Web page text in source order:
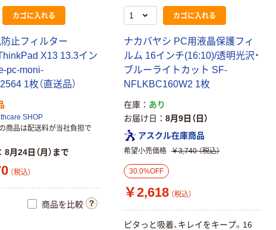
カゴに入れる
止フィルター
X13 13.3イン
pc-moni-
1枚（直送品）
SHOP
商品は配送料が当社負担で
8月24日（月）まで
（税込）
商品を比較
カゴに入れる
ナカバヤシ PC用液晶保護フィ
ルム 16インチ(16:10)/透明光沢・
ブルーライトカット SF-
NFLKBC160W2 1枚
在庫
あり
お届け日
8月9日（日）
アスクル在庫商品
希望小売価格 ￥3,740 （税込）
30.0%OFF
￥2,618 （税込）
ピタっと吸着、キレイをキープ。16